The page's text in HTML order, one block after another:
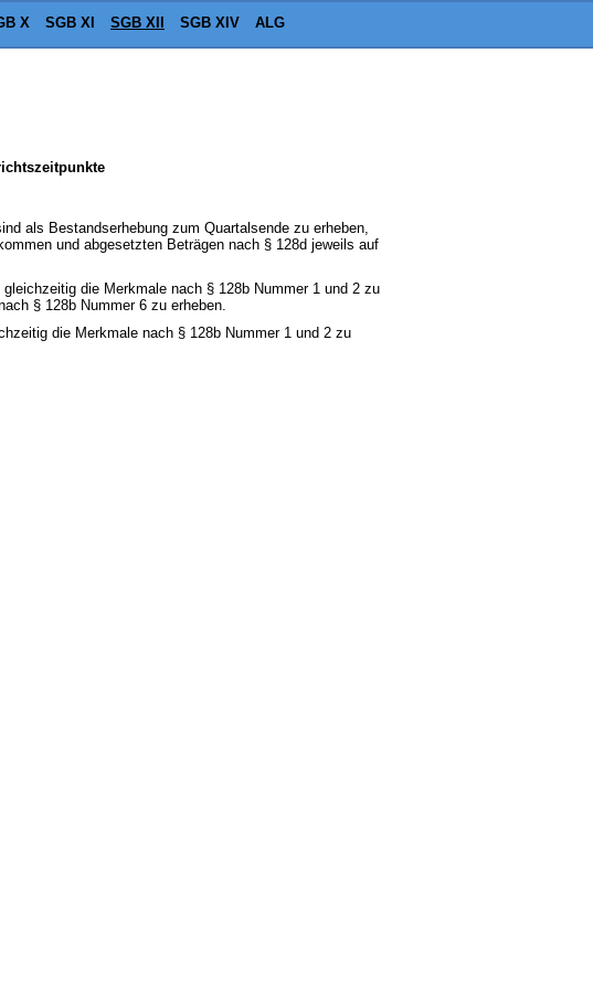
X SGB XI SGB XII SGB XIV ALG
als Bestandserhebung zum Quartalsende zu erheben,
und abgesetzten Beträgen nach § 128d jeweils auf
die Merkmale nach § 128b Nummer 1 und 2 zu
§ 128b Nummer 6 zu erheben.
die Merkmale nach § 128b Nummer 1 und 2 zu